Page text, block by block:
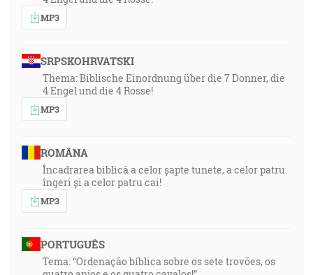
MP3
SRPSKOHRVATSKI
Thema: Biblische Einordnung über die 7 Donner, die
4 Engel und die 4 Rosse!
MP3
ROMÂNA
Încadrarea biblică a celor șapte tunete, a celor patru
îngeri și a celor patru cai!
MP3
PORTUGUÊS
Tema: “Ordenação bíblica sobre os sete trovões, os